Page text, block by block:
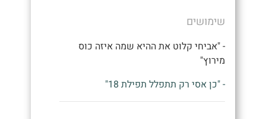
שימושים
- "אביחי קלוט את ההיא שמה איזה כוס
מירוץ"
- "כן אסי רק תתפלל תפילת 18"